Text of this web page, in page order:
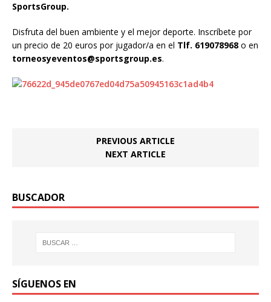
SportsGroup.
Disfruta del buen ambiente y el mejor deporte. Inscríbete por
un precio de 20 euros por jugador/a en el Tlf. 619078968 o en
torneosyeventos@sportsgroup.es.
PREVIOUS ARTICLE
NEXT ARTICLE
BUSCADOR
SÍGUENOS EN